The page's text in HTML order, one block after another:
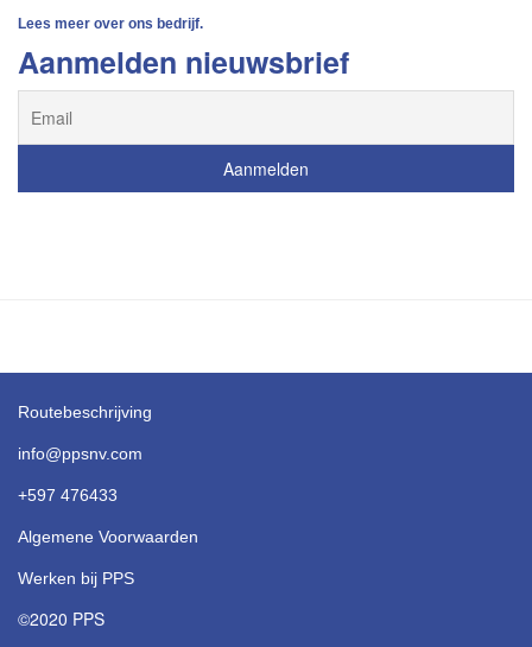
Lees meer over ons bedrijf.
Aanmelden nieuwsbrief
Routebeschrijving
info@ppsnv.com
+597 476433
Algemene Voorwaarden
Werken bij PPS
©2020 PPS